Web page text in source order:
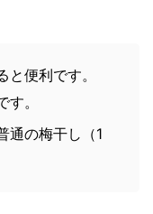
便利です。
。
通の梅干し（1